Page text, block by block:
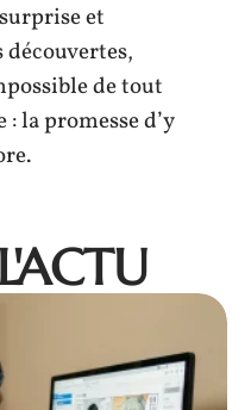
et
de tout
la promesse d’y